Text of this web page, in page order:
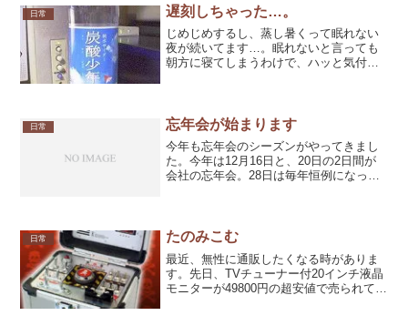
でも無い限りこのすべり台は...
日常 遅刻しちゃった…。
じめじめするし、蒸し暑くって眠れない
夜が続いてます…。眠れないと言っても
朝方に寝てしまうわけで、ハッと気付く
アワワ…電話...
日常 忘年会が始まります
今年も忘年会のシーズンがやってきまし
た。今年は12月16日と、20日の2日間が
会社の忘年会。28日は毎年恒例になって
こに座っていれば...
日常 たのみこむ
最近、無性に通販したくなる時がありま
す。先日、TVチューナー付20インチ液晶
モニターが49800円の超安値で売られてい